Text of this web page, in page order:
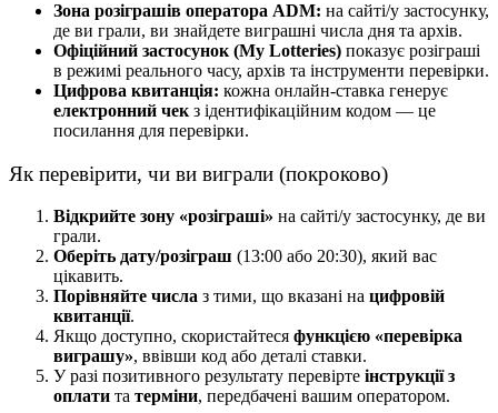
Зона розіграшів оператора ADM: на сайті/у застосунку,
де ви грали, ви знайдете виграшні числа дня та архів.
Офіційний застосунок (My Lotteries) показує розіграші
в режимі реального часу, архів та інструменти перевірки.
Цифрова квитанція: кожна онлайн-ставка генерує
електронний чек з ідентифікаційним кодом — це
посилання для перевірки.
Як перевірити, чи ви виграли (покроково)
Відкрийте зону «розіграші» на сайті/у застосунку, де ви
грали.
Оберіть дату/розіграш (13:00 або 20:30), який вас
цікавить.
Порівняйте числа з тими, що вказані на цифровій
квитанції.
Якщо доступно, скористайтеся функцією «перевірка
виграшу», ввівши код або деталі ставки.
У разі позитивного результату перевірте інструкції з
оплати та терміни, передбачені вашим оператором.